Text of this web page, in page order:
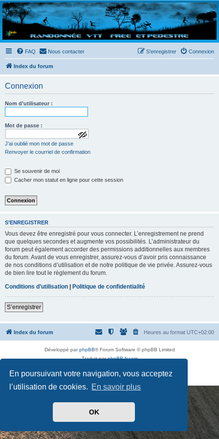
En poursuivant votre navigation, vous acceptez
l’utilisation de cookies. En savoir plus
OK
Randovttfree.fr
Bienvenue sur le site des randos vtt et pédestre de Bretagne . Bonne navigation sur le site
et bonnes randos dans l'Ouest !
FAQ Nous contacter Connexion
S’enregistrer
Index du forum
Connexion
Nom d’utilisateur :
Mot de passe :
a
f
e
d
e
p
a
s
e
J’ai oublié mon mot de passe
Renvoyer le courriel de confirmation
Se souvenir de moi
Cacher mon statut en ligne pour cette session
S’ENREGISTRER
Vous devez être enregistré pour vous connecter. L’enregistrement ne prend
que quelques secondes et augmente vos possibilités. L’administrateur du
forum peut également accorder des permissions additionnelles aux membres
du forum. Avant de vous enregistrer, assurez-vous d’avoir pris connaissance
de nos conditions d’utilisation et de notre politique de vie privée. Assurez-vous
de bien lire tout le règlement du forum.
Conditions d’utilisation | Politique de confidentialité
S’enregistrer
Index du forum Heures au format UTC+02:00
Développé parphpBB® Forum Software © phpBB Limited
Traduit parphpBB-fr.com
Confidentialité| Conditions